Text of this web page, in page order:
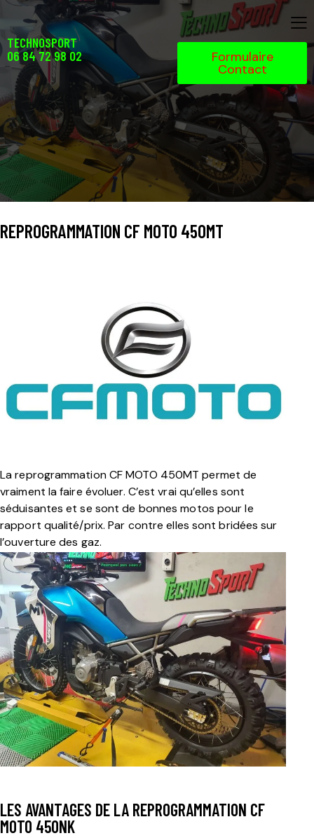
TECHNOSPORT
06 84 72 98 02
Formulaire
Contact
REPROGRAMMATION CF MOTO 450MT
La reprogrammation CF MOTO 450MT permet de
vraiment la faire évoluer. C’est vrai qu’elles sont
séduisantes et se sont de bonnes motos pour le
rapport qualité/prix. Par contre elles sont bridées sur
l’ouverture des gaz.
LES AVANTAGES DE LA REPROGRAMMATION CF
MOTO 450NK